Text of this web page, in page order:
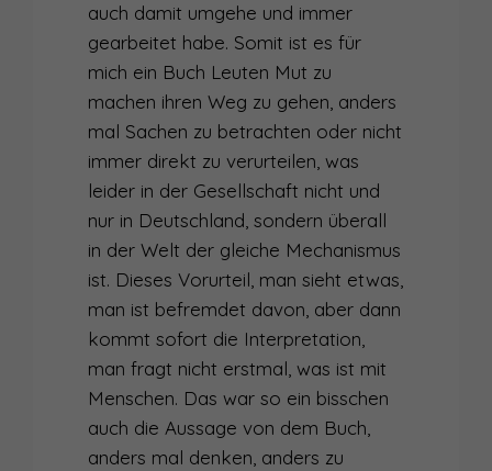
auch damit umgehe und immer
gearbeitet habe. Somit ist es für
mich ein Buch Leuten Mut zu
machen ihren Weg zu gehen, anders
mal Sachen zu betrachten oder nicht
immer direkt zu verurteilen, was
leider in der Gesellschaft nicht und
nur in Deutschland, sondern überall
in der Welt der gleiche Mechanismus
ist. Dieses Vorurteil, man sieht etwas,
man ist befremdet davon, aber dann
kommt sofort die Interpretation,
man fragt nicht erstmal, was ist mit
Menschen. Das war so ein bisschen
auch die Aussage von dem Buch,
anders mal denken, anders zu